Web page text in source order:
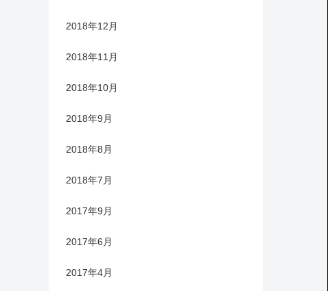
2018年12月
2018年11月
2018年10月
2018年9月
2018年8月
2018年7月
2017年9月
2017年6月
2017年4月